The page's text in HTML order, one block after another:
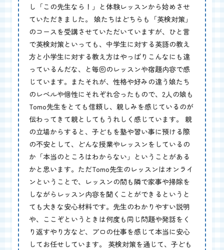
し「この先生なら！」と体験レッスンから始めさせ
ていただきました。 娘たちはどちらも「英検対策」
のコースを受講させていただいていますが、ひと言
で英検対策といっても、中学生に対する英語の教え
方と小学生に対する教え方はやっぱりこんなにも違
っているんだな、と毎回のレッスンや宿題内容で感
じています。またそれが、性格や好みの違う娘たち
のレベルや個性にそれぞれ合ったもので、2人の娘も
Tomo先生をとても信頼し、親しみを感じているのが
伝わってきて親としてもうれしく感じています。 親
の立場からすると、子どもを塾や習い事に預ける際
の不安として、どんな授業やレッスンをしているの
か「本当のところはわからない」ということがある
かと思います。ただTomo先生のレッスンはオンライ
ンということで、レッスンの間も隣で家事や掃除を
しながらレッスン内容を聞くことができるというと
ても大きな安心材料です。先生のわかりやすい説明
や、ここぞというときは何度も同じ問題や発話をく
り返すやり方など、プロの仕事を感じて本当に安心
してお任せしています。 英検対策を通じて、子ども